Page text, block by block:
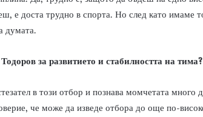
е доста трудно в спорта. Но след като имаме
думата.
за развитието и стабилността на тима?
в този отбор и познава момчетата много
че може да изведе отбора до още по-